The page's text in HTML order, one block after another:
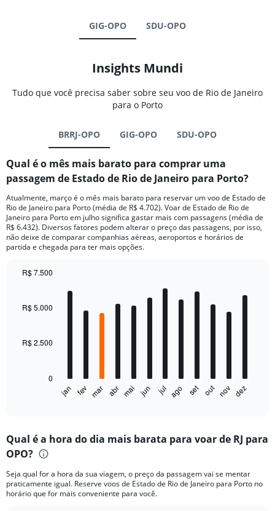
GIG-OPO SDU-OPO
Insights Mundi
Tudo que você precisa saber sobre seu voo de Rio de Janeiro
para o Porto
BRRJ-OPO GIG-OPO SDU-OPO
Qual é o mês mais barato para comprar uma
passagem de Estado de Rio de Janeiro para Porto?
Atualmente, março é o mês mais barato para reservar um voo de Estado de
Rio de Janeiro para Porto (média de R$ 4.702). Voar de Estado de Rio de
Janeiro para Porto em julho significa gastar mais com passagens (média de
R$ 6.432). Diversos fatores podem alterar o preço das passagens, por isso,
não deixe de comparar companhias aéreas, aeroportos e horários de
partida e chegada para ter mais opções.
with
The
Range:
12
The
chart
has
jan fev mar abr mai jun jul ago set out nov dez
0
R$ 2.500
R$ 5.000
R$ 7.500
Qual é a hora do dia mais barata para voar de RJ para
OPO?
Seja qual for a hora da sua viagem, o preço da passagem vai se mentar
praticamente igual. Reserve voos de Estado de Rio de Janeiro para Porto no
horário que for mais conveniente para você.